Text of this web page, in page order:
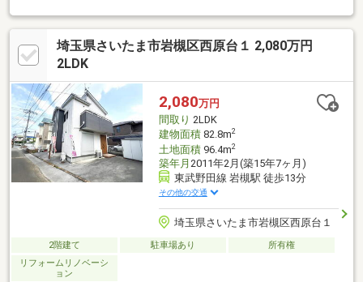
路後退が必要です）※前面道路に都市ガス配管あり（都市ガスへ
の切り替えには費用が掛かります）
埼玉県さいたま市岩槻区西原台１ 2,080万円
2LDK
2,080万円
間取り 2LDK
建物面積82.8m2
土地面積96.4m2
築年月 2011年2月(築15年7ヶ月)
東武野田線 岩槻駅 徒歩13分
その他の交通
埼玉県さいたま市岩槻区西原台１
2階建て 駐車場あり
所有権
リフォームリノベーシ
ョン